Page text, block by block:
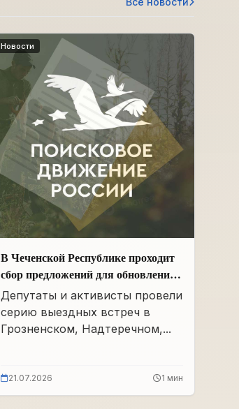
Новости
В Чеченской Республике проходит
сбор предложений для обновления
Народной программы в сфере АПК
Депутаты и активисты провели
серию выездных встреч в
Грозненском, Надтеречном,...
21.07.2026 1 мин